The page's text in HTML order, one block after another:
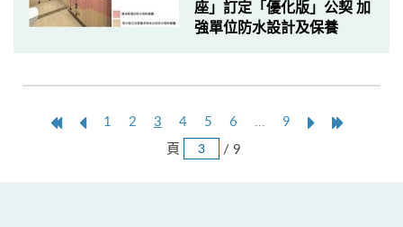
座」訂定「優化版」公契 加
強單位防水設計及保養
第
上
1 2 3
頁
4 5 6 ... 9
NextLast
頁 / 9跳